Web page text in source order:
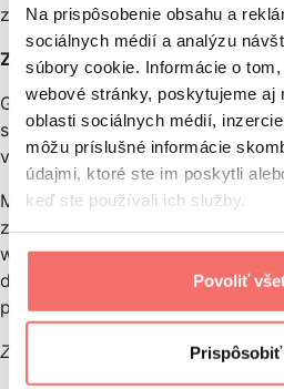
Na prispôsobenie obsahu a
sociálnych médií a analýzu
súbory cookie. Informácie o
webové stránky, poskytujeme aj
oblasti sociálnych médií,
môžu príslušné informácie
údajmi, ktoré ste im poskytli
keď ste používali ich služby.
Povoliť
Prispôsobiť
z jednej domény. (tkzv: „cluster“)
Zlepšenie komunikácie s
Google aj do budúcnosti plánuje
s webmastermi aj
v Google Webmaster Tools.
Matt Cutts pripomenul, že
zabraňovať používaniu black
webmasterov využívajúcich tieto
dať možnosť menším a stredným
pozície vo vyhľadávaní.
Zdroj:
http://searchengineland.com